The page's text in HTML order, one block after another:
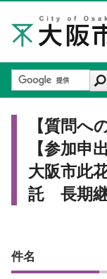
【質問へ
【参加申
大阪市此
託 長期
件名